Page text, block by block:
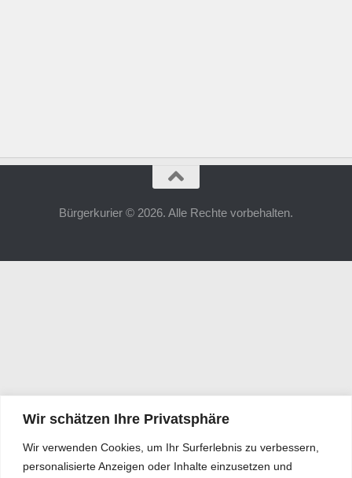
Wir schätzen Ihre Privatsphäre
Wir verwenden Cookies, um Ihr Surferlebnis zu verbessern,
personalisierte Anzeigen oder Inhalte einzusetzen und
Bürgerkurier © 2026. Alle Rechte vorbehalten.